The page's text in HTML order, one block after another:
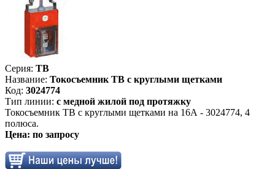
Серия: TB
Название: Токосъемник TB с круглыми щетками
Код: 3024774
Тип линии: с медной жилой под протяжку
Токосъемник TB с круглыми щетками на 16А - 3024774, 4
полюса.
Цена: по запросу